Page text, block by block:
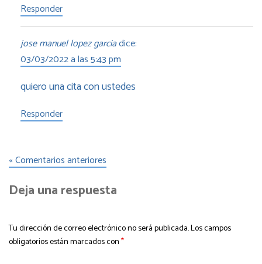
Responder
jose manuel lopez garciadice:
03/03/2022 a las 5:43 pm
quiero una cita con ustedes
Responder
« Comentarios anteriores
Deja una respuesta
Tu dirección de correo electrónico no será publicada.Los campos
obligatorios están marcados con*